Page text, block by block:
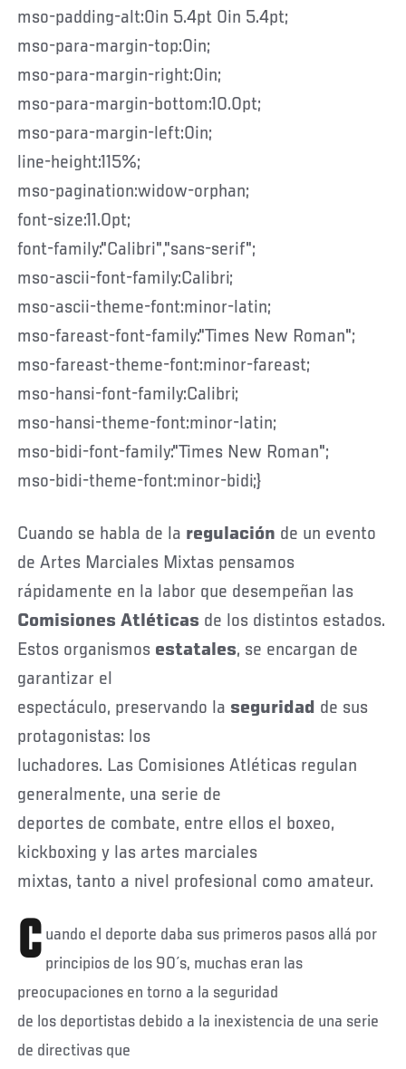
mso-padding-alt:0in 5.4pt 0in 5.4pt;
mso-para-margin-top:0in;
mso-para-margin-right:0in;
mso-para-margin-bottom:10.0pt;
mso-para-margin-left:0in;
line-height:115%;
mso-pagination:widow-orphan;
font-size:11.0pt;
font-family:"Calibri","sans-serif";
mso-ascii-font-family:Calibri;
mso-ascii-theme-font:minor-latin;
mso-fareast-font-family:"Times New Roman";
mso-fareast-theme-font:minor-fareast;
mso-hansi-font-family:Calibri;
mso-hansi-theme-font:minor-latin;
mso-bidi-font-family:"Times New Roman";
mso-bidi-theme-font:minor-bidi;}
Cuando se habla de la regulación de un evento
de Artes Marciales Mixtas pensamos
rápidamente en la labor que desempeñan las
Comisiones Atléticas de los distintos estados.
Estos organismos estatales, se encargan de
garantizar el
espectáculo, preservando la seguridad de sus
protagonistas: los
luchadores. Las Comisiones Atléticas regulan
generalmente, una serie de
deportes de combate, entre ellos el boxeo,
kickboxing y las artes marciales
mixtas, tanto a nivel profesional como amateur.
C uando el deporte daba sus primeros pasos allá por
principios de los 90´s, muchas eran las
preocupaciones en torno a la seguridad
de los deportistas debido a la inexistencia de una serie
de directivas que